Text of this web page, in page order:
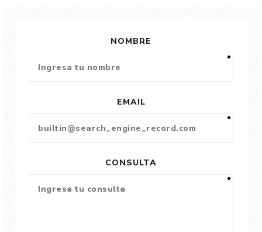
NOMBRE
EMAIL
CONSULTA